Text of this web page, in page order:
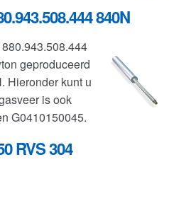
840N
geproduceerd
Hieronder kunt u
is ook
G0410150045.
RVS 304